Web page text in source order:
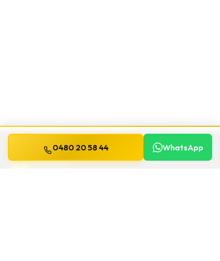
WILLEMS
0480 20 58 44 WhatsApp